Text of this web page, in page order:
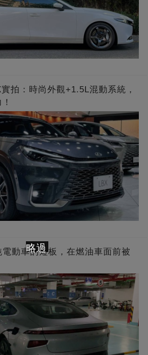
拍：時尚外觀+1.5L混動系統，
動車的短板，在燃油車面前被
略過